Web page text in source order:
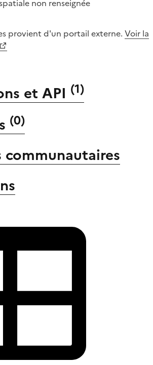
non renseignée
provient d'un portail externe. Voir la
et API (1)
(0)
communautaires